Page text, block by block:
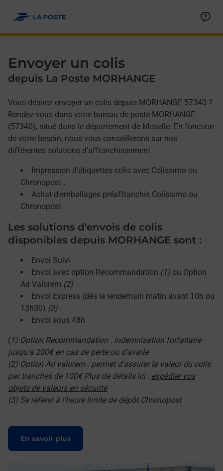
Envoyer un colis
depuis La Poste MORHANGE
Vous désirez envoyer un colis depuis MORHANGE 57340 ?
Rendez-vous dans votre bureau de poste MORHANGE
(57340), situé dans le département de Moselle. En fonction
de votre besoin, nous vous conseillerons sur nos
différentes solutions d'affranchissement :
Impression d'étiquettes colis avec Colissimo ou
Chronopost ;
Achat d'emballages préaffranchis Colissimo ou
Chronopost
Les solutions d'envois de colis
disponibles depuis MORHANGE sont :
Envoi Suivi
Envoi avec option Recommandation (1) ou Option
Ad Valorem (2)
Envoi Express (dès le lendemain matin avant 10h ou
13h30) (3)
Envoi sous 48h
( 1) Option Recommandation : indemnisation forfaitaire
jusqu'à 200€ en cas de perte ou d'avarie
(2) Option Ad valorem : permet d'assurer la valeur du colis
par tranches de 100€ Plus de détails ici : expédier vos
objets de valeurs en sécurité
(3) Se référer à l'heure limite de dépôt Chronopost
En savoir plus
Le lien s'ouvre dans un nouvel onglet